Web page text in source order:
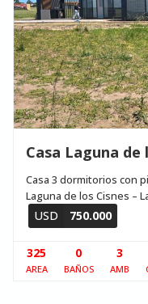
Casa Laguna de
Casa 3 dormitorios con
Laguna de los Cisnes –
USD 750.000
325
AREA
0
BAÑOS
3
AMB